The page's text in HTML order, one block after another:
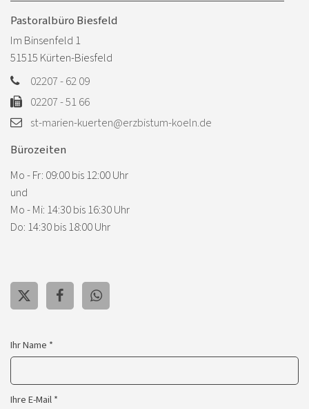
Ihr Name *
Ihre E-Mail *
Pastoralbüro Biesfeld
Im Binsenfeld 1
51515 Kürten-Biesfeld
02207 - 62 09
02207 - 51 66
st-marien-kuerten@erzbistum-koeln.de
Bürozeiten
Mo - Fr: 09:00 bis 12:00 Uhr
und
Mo - Mi: 14:30 bis 16:30 Uhr
Do: 14:30 bis 18:00 Uhr